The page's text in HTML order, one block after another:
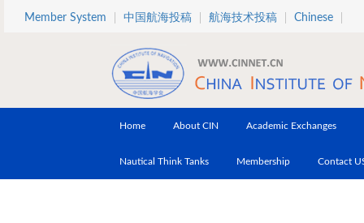
Skip to main content
Member System 中国航海投稿 航海技术投稿 Chinese
Home About CIN Academic Exchanges
Nautical Think Tanks Membership Contact